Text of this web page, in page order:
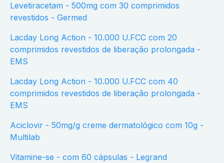
Levetiracetam - 500mg com 30 comprimidos
revestidos - Germed
Lacday Long Action - 10.000 U.FCC com 20
comprimidos revestidos de liberação prolongada -
EMS
Lacday Long Action - 10.000 U.FCC com 40
comprimidos revestidos de liberação prolongada -
EMS
Aciclovir - 50mg/g creme dermatológico com 10g -
Multilab
Vitamine-se - com 60 cápsulas - Legrand